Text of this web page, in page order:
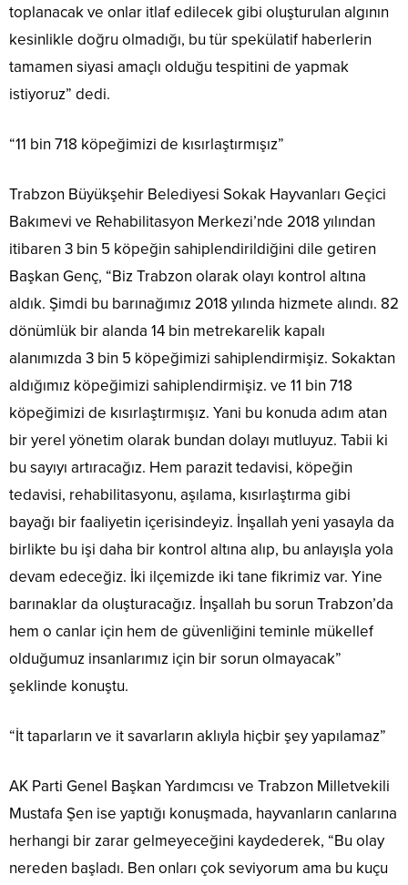
toplanacak ve onlar itlaf edilecek gibi oluşturulan algının
kesinlikle doğru olmadığı, bu tür spekülatif haberlerin
tamamen siyasi amaçlı olduğu tespitini de yapmak
istiyoruz” dedi.
“11 bin 718 köpeğimizi de kısırlaştırmışız”
Trabzon Büyükşehir Belediyesi Sokak Hayvanları Geçici
Bakımevi ve Rehabilitasyon Merkezi’nde 2018 yılından
itibaren 3 bin 5 köpeğin sahiplendirildiğini dile getiren
Başkan Genç, “Biz Trabzon olarak olayı kontrol altına
aldık. Şimdi bu barınağımız 2018 yılında hizmete alındı. 82
dönümlük bir alanda 14 bin metrekarelik kapalı
alanımızda 3 bin 5 köpeğimizi sahiplendirmişiz. Sokaktan
aldığımız köpeğimizi sahiplendirmişiz. ve 11 bin 718
köpeğimizi de kısırlaştırmışız. Yani bu konuda adım atan
bir yerel yönetim olarak bundan dolayı mutluyuz. Tabii ki
bu sayıyı artıracağız. Hem parazit tedavisi, köpeğin
tedavisi, rehabilitasyonu, aşılama, kısırlaştırma gibi
bayağı bir faaliyetin içerisindeyiz. İnşallah yeni yasayla da
birlikte bu işi daha bir kontrol altına alıp, bu anlayışla yola
devam edeceğiz. İki ilçemizde iki tane fikrimiz var. Yine
barınaklar da oluşturacağız. İnşallah bu sorun Trabzon’da
hem o canlar için hem de güvenliğini teminle mükellef
olduğumuz insanlarımız için bir sorun olmayacak”
şeklinde konuştu.
“İt taparların ve it savarların aklıyla hiçbir şey yapılamaz”
AK Parti Genel Başkan Yardımcısı ve Trabzon Milletvekili
Mustafa Şen ise yaptığı konuşmada, hayvanların canlarına
herhangi bir zarar gelmeyeceğini kaydederek, “Bu olay
nereden başladı. Ben onları çok seviyorum ama bu kuçu